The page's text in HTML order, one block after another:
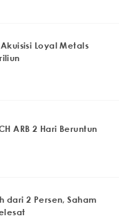
Loyal Metals
ARB 2 Hari Beruntun
dari 2 Persen, Saham